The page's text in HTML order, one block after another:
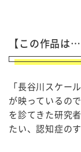
【この作品は
「長谷川スケー
が映っているの
を診てきた研究
たい、認知症の